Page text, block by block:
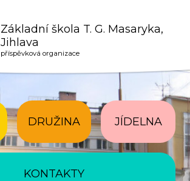
Základní škola T. G. Masaryka,
Jihlava
příspěvková organizace
DRUŽINA JÍDELNA
KONTAKTY